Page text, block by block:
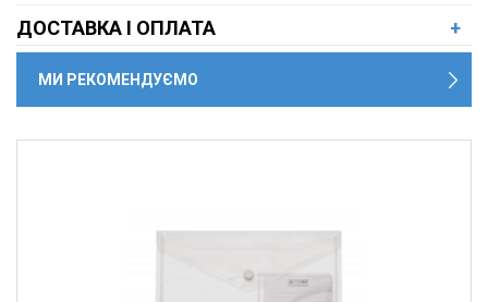
ДОСТАВКА І ОПЛАТА
+
МИ РЕКОМЕНДУЄМО